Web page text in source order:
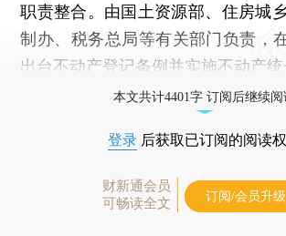
职责整合。由国土资源部、住房城
制办、税务总局等有关部门负责，
出台不动产登记条例并实施不动产统
本文共计4401字 订阅后继续阅
登录 后获取已订阅的阅读
财新通会员
可畅读全文
订阅/会员升级